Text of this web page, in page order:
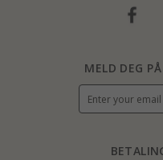
MELD DEG